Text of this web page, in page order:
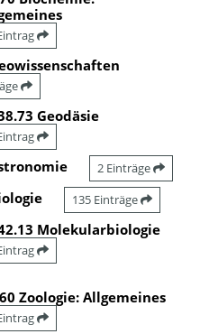
Geodäsie
2 Einträge
135 Einträge
Molekularbiologie
Zoologie: Allgemeines